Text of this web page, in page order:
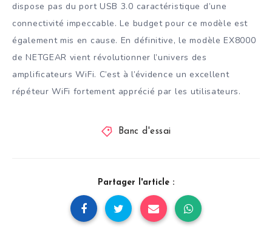
dispose pas du port USB 3.0 caractéristique d’une
connectivité impeccable. Le budget pour ce modèle est
également mis en cause. En définitive, le modèle EX8000
de NETGEAR vient révolutionner l’univers des
amplificateurs WiFi. C’est à l’évidence un excellent
répéteur WiFi fortement apprécié par les utilisateurs.
Banc d'essai
Partager l'article :